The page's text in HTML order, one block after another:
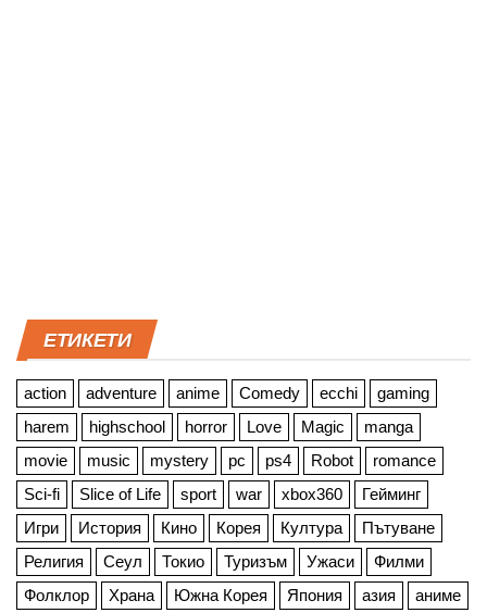
ЕТИКЕТИ
action adventure anime Comedy ecchi
gaming
harem
highschool horror Love Magic
manga
movie
music mystery pc ps4 Robot
romance
Sci-fi
Slice of Life sport war xbox360
Гейминг
Игри
История Кино Корея Култура
Пътуване
Религия
Сеул Токио Туризъм Ужаси
Филми
Фолклор
Храна Южна Корея Япония азия аниме